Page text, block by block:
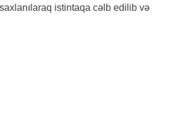
istintaqa cəlb edilib və